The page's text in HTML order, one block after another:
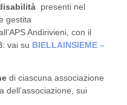
presenti nel
gestita
Andirivieni, con il
vai su BIELLAINSIEME –
di ciascuna associazione
dell’associazione, sui